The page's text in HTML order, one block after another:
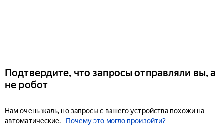
Подтвердите, что запросы отправляли вы, а
не робот
Нам очень жаль, но запросы с вашего устройства похожи на
автоматические.
Почему это могло произойти?